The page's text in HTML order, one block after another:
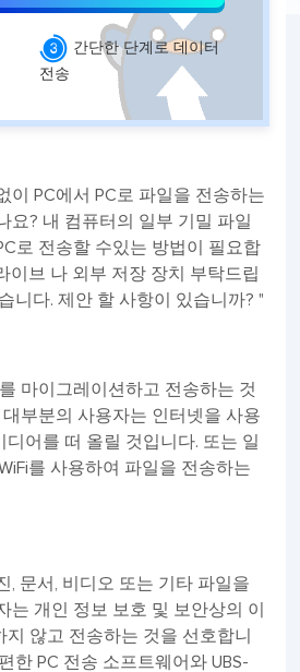
 간단한 단계로 데이터
전송
이 PC에서 PC로 파일을 전송하는
요? 내 컴퓨터의 일부 기밀 파일
로 전송할 수있는 방법이 필요합
이브 나 외부 저장 장치 부탁드립
니다. 제안 할 사항이 있습니까? "
마이그레이션하고 전송하는 것
부분의 사용자는 인터넷을 사용
어를 떠 올릴 것입니다. 또는 일
를 사용하여 파일을 전송하는
, 문서, 비디오 또는 기타 파일을
는 개인 정보 보호 및 보안상의 이
않고 전송하는 것을 선호합니
한 PC 전송 소프트웨어와 UBS-